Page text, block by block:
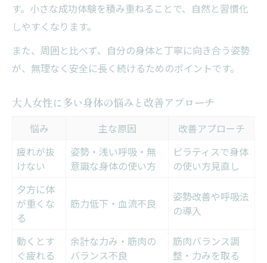
す。小さな成功体験を積み重ねることで、自然と習慣化
しやすくなります。
また、周囲と比べず、自分の身体と丁寧に向き合う姿勢
が、無理なく安全に長く続けるためのポイントです。
大人女性に多い身体の悩みと改善アプローチ
悩み 主な原因
改善アプローチ
疲れが抜
けない
姿勢・浅い呼吸・無
意識な身体の使い方
ピラティスで身体
の使い方見直し
夕方に体
が重くな
る
筋力低下・血流不良
姿勢改善や呼吸法
の導入
動くとす
ぐ疲れる
余計な力み・筋肉の
バランス不良
筋肉バランス調
整・力みを取る